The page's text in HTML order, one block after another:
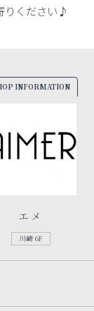
りください♪
INFORMATION
エメ
川崎 6F